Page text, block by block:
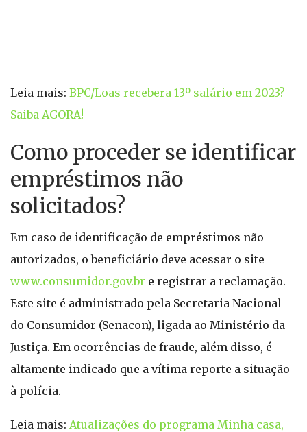
Leia mais: BPC/Loas recebera 13º salário em 2023?
Saiba AGORA!
Como proceder se identificar
empréstimos não
solicitados?
Em caso de identificação de empréstimos não
autorizados, o beneficiário deve acessar o site
www.consumidor.gov.br e registrar a reclamação.
Este site é administrado pela Secretaria Nacional
do Consumidor (Senacon), ligada ao Ministério da
Justiça. Em ocorrências de fraude, além disso, é
altamente indicado que a vítima reporte a situação
à polícia.
Leia mais: Atualizações do programa Minha casa,